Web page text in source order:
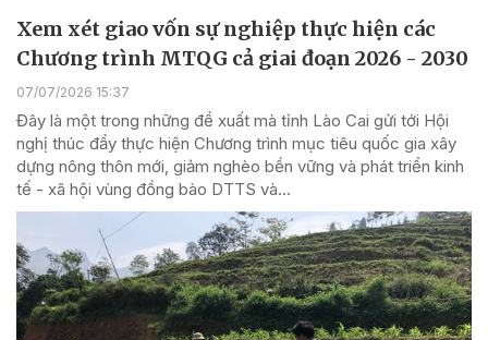
Xem xét giao vốn sự nghiệp thực hiện các
Chương trình MTQG cả giai đoạn 2026 - 2030
07/07/2026 15:37
Đây là một trong những đề xuất mà tỉnh Lào Cai gửi tới Hội
nghị thúc đẩy thực hiện Chương trình mục tiêu quốc gia xây
dựng nông thôn mới, giảm nghèo bền vững và phát triển kinh
tế - xã hội vùng đồng bào DTTS và...